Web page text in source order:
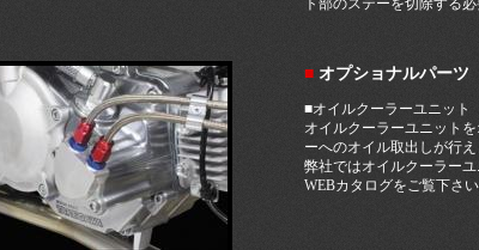
ト部のステーを切除する必
■ オプショナルパーツ
■オイルクーラーユニット
オイルクーラーユニット
ーへのオイル取出しが行え
弊社ではオイルクーラー
WEBカタログをご覧下さい